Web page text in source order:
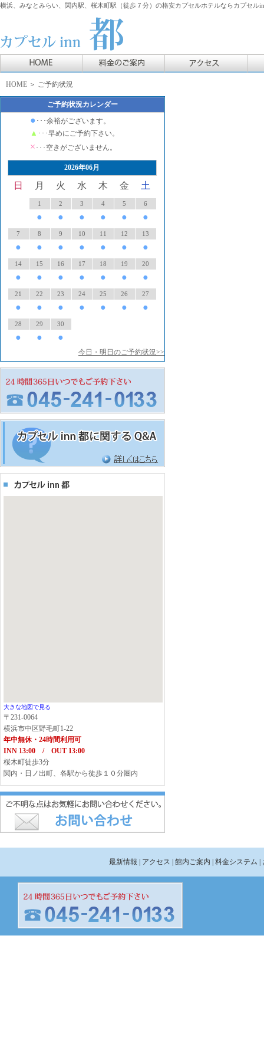
横浜、みなとみらい、関内駅、桜木町駅（徒歩７分）の格安カプセルホテルならカプセル
HOME ＞ ご予約状況
ご予約状況カレンダー
● ･･･余裕がございます。
▲ ･･･早めにご予約下さい。
× ･･･空きがございません。
2026年06月
日 月 火 水 木 金 土
1
●
2
●
3
●
4
●
5
●
6
●
7
●
8
●
9
●
10
●
11
●
12
●
13
●
14
●
15
●
16
●
17
●
18
●
19
●
20
●
21
●
22
●
23
●
24
●
25
●
26
●
27
●
28
●
29
●
30
●
今日・明日のご予約状況>>
大きな地図で見る
〒231-0064
横浜市中区野毛町1-22
年中無休・24時間利用可
INN 13:00 / OUT 13:00
桜木町徒歩3分
関内・日ノ出町、各駅から徒歩１０分圏内
最新情報 | アクセス | 館内ご案内 | 料金システム